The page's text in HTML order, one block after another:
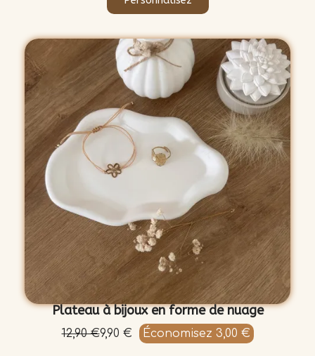
Plateau à bijoux en forme de nuage
12,90 €9,90 € Économisez 3,00 €